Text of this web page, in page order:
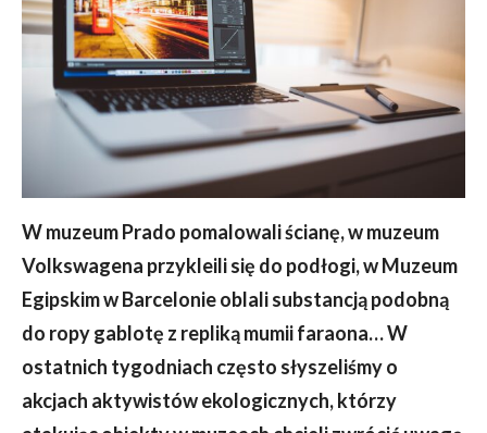
W muzeum Prado pomalowali ścianę, w muzeum
Volkswagena przykleili się do podłogi, w Muzeum
Egipskim w Barcelonie oblali substancją podobną
do ropy gablotę z repliką mumii faraona… W
ostatnich tygodniach często słyszeliśmy o
akcjach aktywistów ekologicznych, którzy